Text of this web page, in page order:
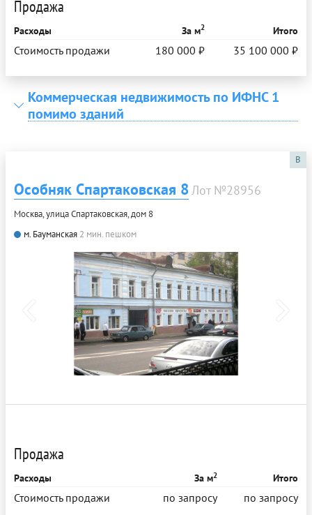
Продажа
Расходы За м2 Итого
Стоимость продажи 180 000 ₽ 35 100 000 ₽
Коммерческая недвижимость по ИФНС 1
помимо зданий
B
Особняк Спартаковская 8 Лот №28956
Москва, улица Спартаковская, дом 8
м. Бауманская 2 мин. пешком
Продажа
Расходы За м2 Итого
Стоимость продажи по запросу по запросу